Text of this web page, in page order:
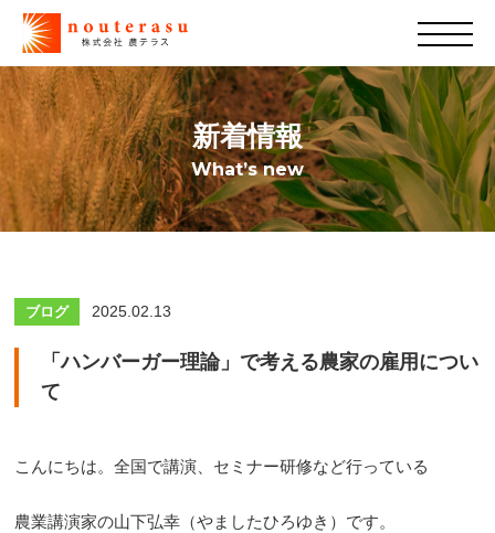
新着情報
What’s new
ブログ 2025.02.13
「ハンバーガー理論」で考える農家の雇用につい
て
こんにちは。全国で講演、セミナー研修など行っている
農業講演家の山下弘幸（やましたひろゆき）です。